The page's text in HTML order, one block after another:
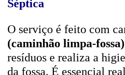
Séptica
O serviço é feito com
(caminhão limpa-fossa)
resíduos e realiza a
da fossa. É essencial